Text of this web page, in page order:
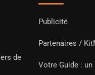
de
Publicité
Partenaires /
Votre Guide :